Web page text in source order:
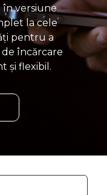
în versiune
la cele
pentru a
încărcare
și flexibil.